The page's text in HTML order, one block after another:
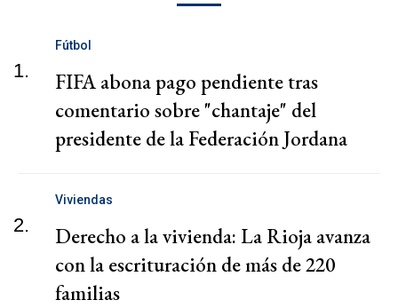
1.
Fútbol
FIFA abona pago pendiente tras
comentario sobre "chantaje" del
presidente de la Federación Jordana
2.
Viviendas
Derecho a la vivienda: La Rioja avanza
con la escrituración de más de 220
familias